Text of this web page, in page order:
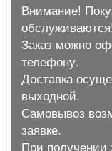
Внимание!
обслуживаются!
Заказ можно
телефону.
Доставка
выходной.
Самовывоз
заявке.
При получении